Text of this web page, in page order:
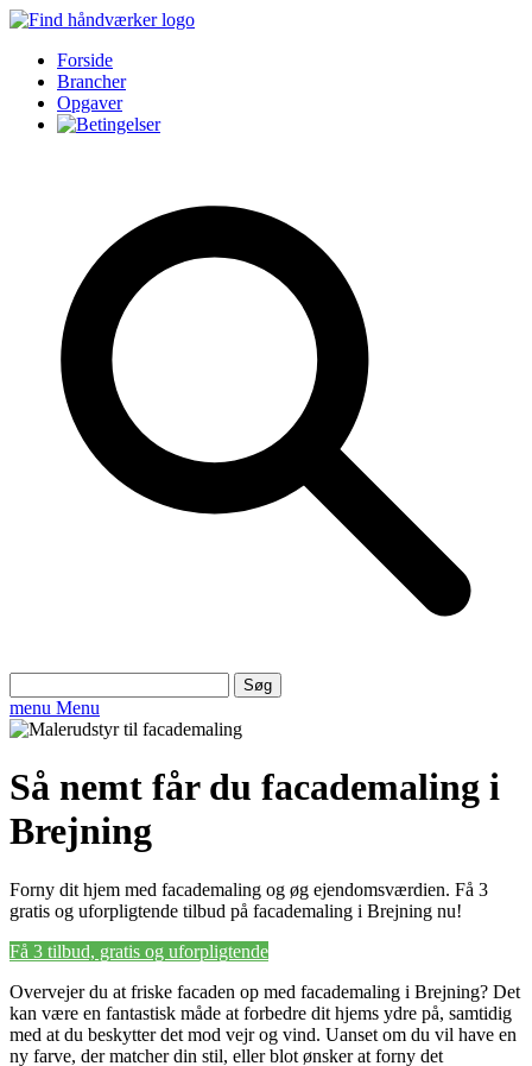
Forside
Brancher
Opgaver
efter:
menu Menu
Så nemt får du facademaling i
Brejning
Forny dit hjem med facademaling og øg ejendomsværdien. Få 3
gratis og uforpligtende tilbud på facademaling i Brejning nu!
Få 3 tilbud, gratis og uforpligtende
Overvejer du at friske facaden op med facademaling i Brejning? Det
kan være en fantastisk måde at forbedre dit hjems ydre på, samtidig
med at du beskytter det mod vejr og vind. Uanset om du vil have en
ny farve, der matcher din stil, eller blot ønsker at forny det